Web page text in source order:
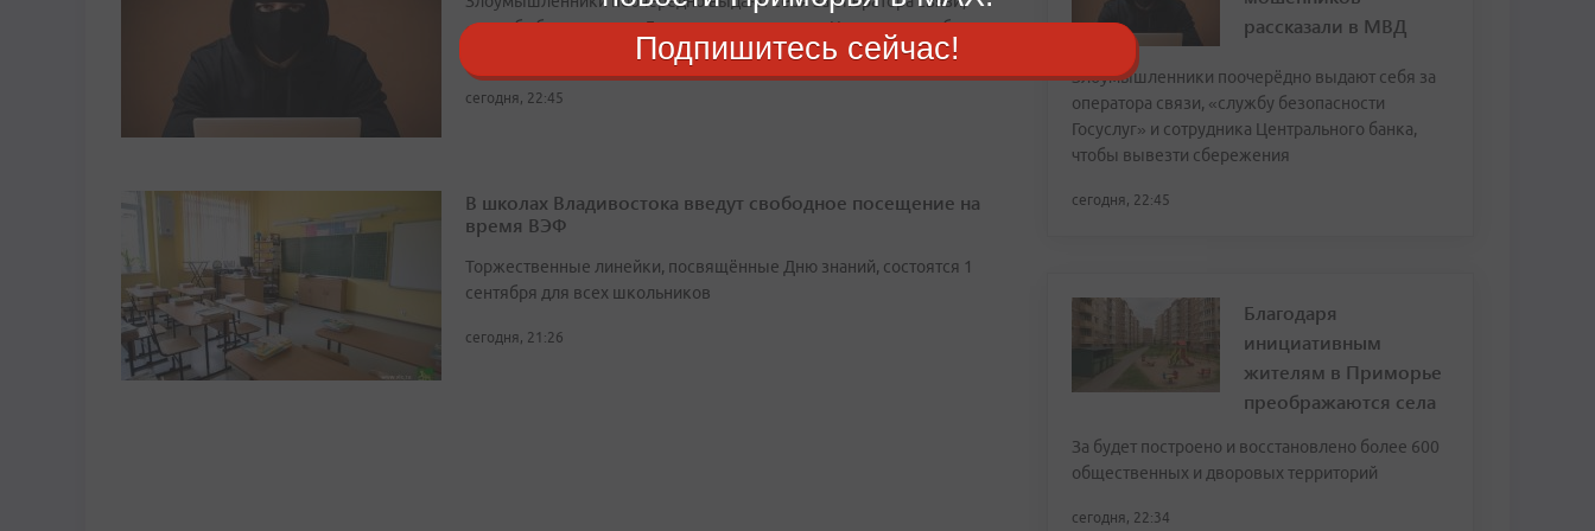
«службу безопасности Госуслуг» и сотрудника Центрального банка,
чтобы вывезти сбережения
сегодня, 22:45
В школах Владивостока введут свободное посещение на
время ВЭФ
Торжественные линейки, посвящённые Дню знаний, состоятся 1
сентября для всех школьников
сегодня, 21:26
рассказали в МВД
Злоумышленники поочерёдно выдают себя за
оператора связи, «службу безопасности
Госуслуг» и сотрудника Центрального банка,
чтобы вывезти сбережения
сегодня, 22:45
Благодаря
инициативным
жителям в Приморье
преображаются села
За будет построено и восстановлено более 600
общественных и дворовых территорий
сегодня, 22:34
Подпишитесь сейчас!